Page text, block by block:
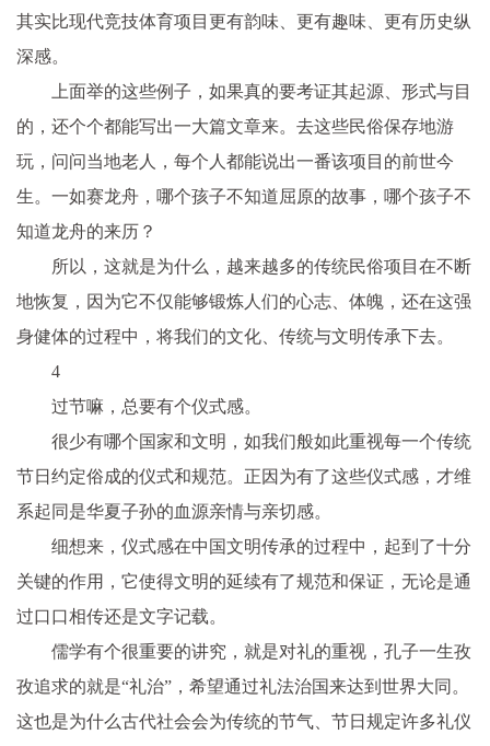
其实比现代竞技体育项目更有韵味、更有趣味、更有历史纵
深感。
上面举的这些例子，如果真的要考证其起源、形式与目
的，还个个都能写出一大篇文章来。去这些民俗保存地游
玩，问问当地老人，每个人都能说出一番该项目的前世今
生。一如赛龙舟，哪个孩子不知道屈原的故事，哪个孩子不
知道龙舟的来历？
所以，这就是为什么，越来越多的传统民俗项目在不断
地恢复，因为它不仅能够锻炼人们的心志、体魄，还在这强
身健体的过程中，将我们的文化、传统与文明传承下去。
4
过节嘛，总要有个仪式感。
很少有哪个国家和文明，如我们般如此重视每一个传统
节日约定俗成的仪式和规范。正因为有了这些仪式感，才维
系起同是华夏子孙的血源亲情与亲切感。
细想来，仪式感在中国文明传承的过程中，起到了十分
关键的作用，它使得文明的延续有了规范和保证，无论是通
过口口相传还是文字记载。
儒学有个很重要的讲究，就是对礼的重视，孔子一生孜
孜追求的就是“礼治”，希望通过礼法治国来达到世界大同。
这也是为什么古代社会会为传统的节气、节日规定许多礼仪